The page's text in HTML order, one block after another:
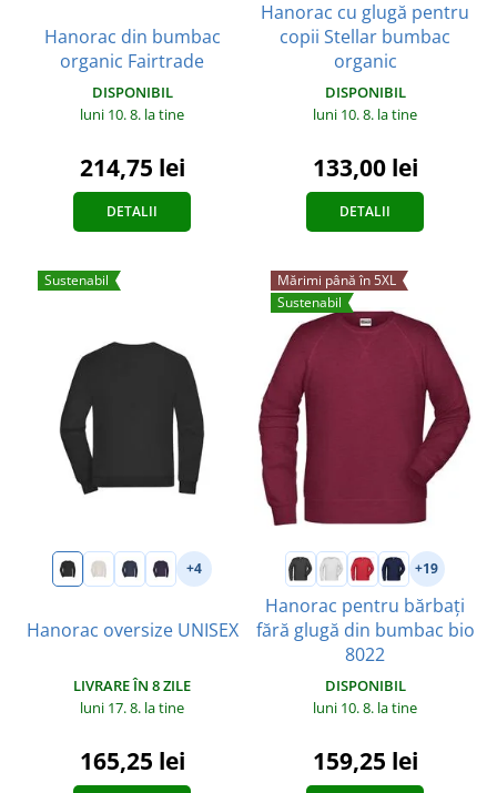
Hanorac din bumbac
organic Fairtrade
DISPONIBIL
luni 10. 8. la tine
214,75 lei
DETALII
Hanorac cu glugă pentru
copii Stellar bumbac
organic
DISPONIBIL
luni 10. 8. la tine
133,00 lei
DETALII
Sustenabil
+4
Hanorac oversize UNISEX
LIVRARE ÎN 8 ZILE
luni 17. 8. la tine
165,25 lei
Mărimi până în 5XL
Sustenabil
+19
Hanorac pentru bărbați
fără glugă din bumbac bio
8022
DISPONIBIL
luni 10. 8. la tine
159,25 lei